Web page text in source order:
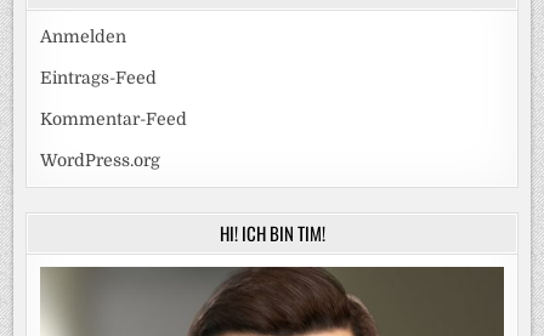
Anmelden
Eintrags-Feed
Kommentar-Feed
WordPress.org
HI! ICH BIN TIM!